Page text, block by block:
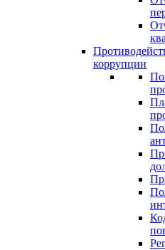
коррупции